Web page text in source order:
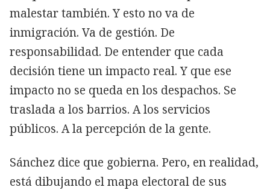
malestar también. Y esto no va de
inmigración. Va de gestión. De
responsabilidad. De entender que cada
decisión tiene un impacto real. Y que ese
impacto no se queda en los despachos. Se
traslada a los barrios. A los servicios
públicos. A la percepción de la gente.
Sánchez dice que gobierna. Pero, en realidad,
está dibujando el mapa electoral de sus